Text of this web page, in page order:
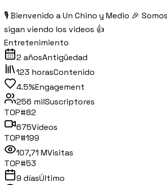
🎙 Bienvenido a Un Chino y Medio 🎉
sigan viendo los videos 👍
Entretenimiento
2 añosAntigüedad
123 horasContenido
4.5%Engagement
256 milSuscriptores
TOP#82
675Vídeos
TOP#199
107,71 MVisitas
TOP#53
9 díasÚltimo